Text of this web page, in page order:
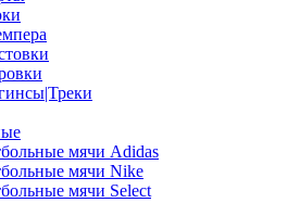
мячи Adidas
мячи Nike
мячи Select